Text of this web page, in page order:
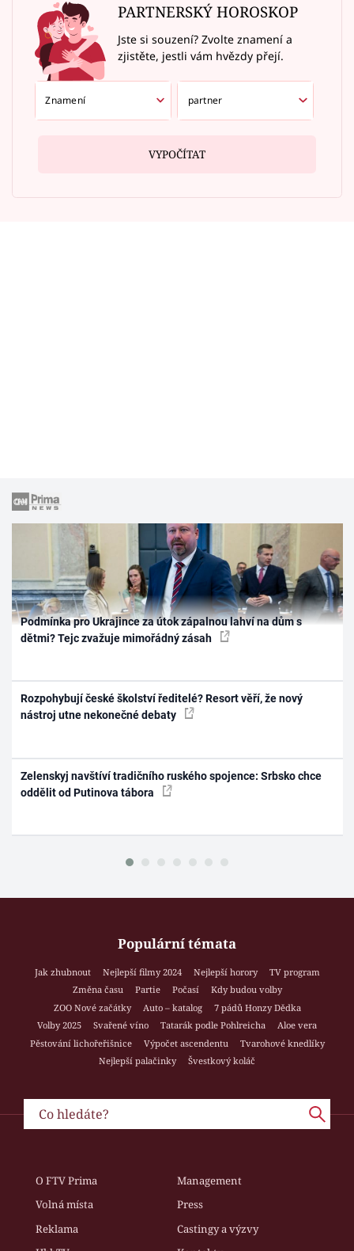
PARTNERSKÝ HOROSKOP
Jste si souzení? Zvolte znamení a
zjistěte, jestli vám hvězdy přejí.
VYPOČÍTAT
Podmínka pro Ukrajince za útok zápalnou lahví na dům s
dětmi? Tejc zvažuje mimořádný zásah
Rozpohybují české školství ředitelé? Resort věří, že nový
nástroj utne nekonečné debaty
Zelenskyj navštíví tradičního ruského spojence: Srbsko chce
oddělit od Putinova tábora
Populární témata
Jak zhubnout Nejlepší filmy 2024 Nejlepší horory
TV program
Změna času
Partie Počasí
Kdy budou volby
ZOO Nové začátky
Auto – katalog
7 pádů Honzy Dědka
Volby 2025
Svařené víno Tatarák podle Pohlreicha
Aloe vera
Pěstování lichořeřišnice
Výpočet ascendentu
Tvarohové knedlíky
Nejlepší palačinky
Švestkový koláč
O FTV Prima
Management
Volná místa
Press
Reklama
Castingy a výzvy